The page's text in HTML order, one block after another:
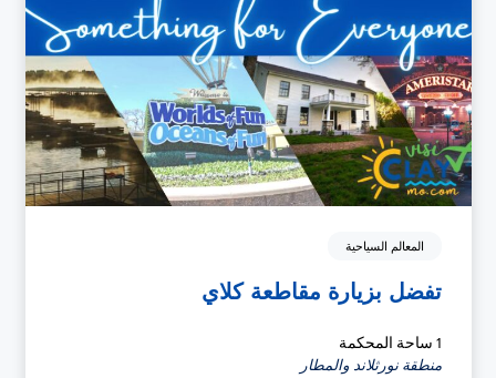
المعالم السياحية
تفضل بزيارة مقاطعة كلاي
1 ساحة المحكمة
منطقة نورثلاند والمطار